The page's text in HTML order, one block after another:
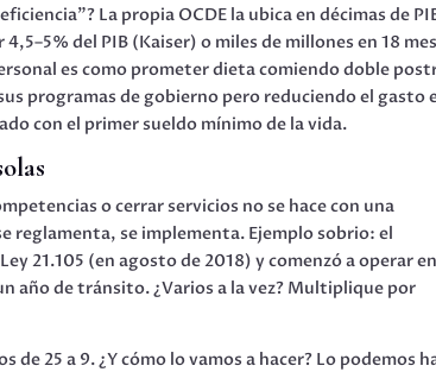
La propia OCDE la ubica en décimas de
del PIB (Kaiser) o miles de millones en 18
es como prometer dieta comiendo doble
programas de gobierno pero reduciendo el gasto
con el primer sueldo mínimo de la vida.
o cerrar servicios no se hace con una
reglamenta, se implementa. Ejemplo sobrio: el
21.105 (en agosto de 2018) y comenzó a operar en
año de tránsito. ¿Varios a la vez? Multiplique por
de 25 a 9. ¿Y cómo lo vamos a hacer? Lo podemos